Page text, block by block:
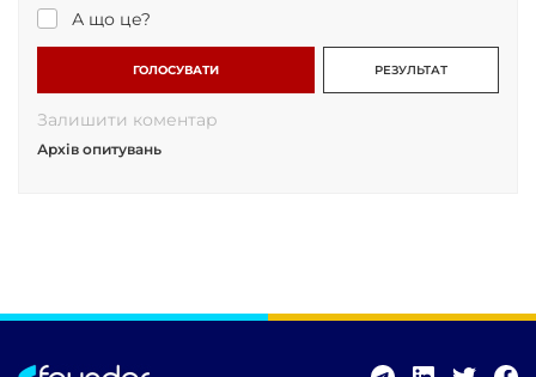
А що це?
ГОЛОСУВАТИ РЕЗУЛЬТАТ
Залишити коментар
Архів опитувань